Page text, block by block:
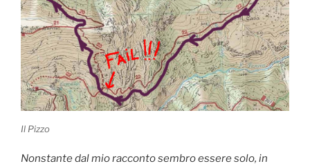
Il Pizzo
Nonstante dal mio racconto sembro essere solo, in